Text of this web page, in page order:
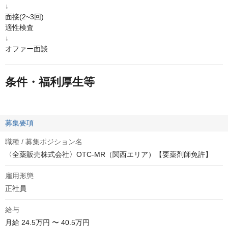
↓
面接(2~3回)
適性検査
↓
オファー面談
条件・福利厚生等
募集要項
職種 / 募集ポジション名
〈全薬販売株式会社〉OTC-MR（関西エリア）【要薬剤師免許】
雇用形態
正社員
給与
月給 24.5万円 〜 40.5万円